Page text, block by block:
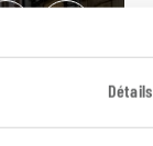
Détails